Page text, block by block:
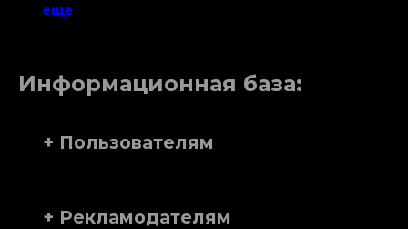
еще
Информационная база:
+ Пользователям
+ Рекламодателям